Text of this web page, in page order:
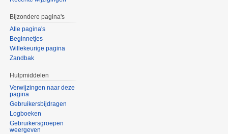
Bijzondere pagina's
Alle pagina's
Beginnetjes
Willekeurige pagina
Zandbak
Hulpmiddelen
Verwijzingen naar deze
pagina
Gebruikersbijdragen
Logboeken
Gebruikersgroepen
weergeven